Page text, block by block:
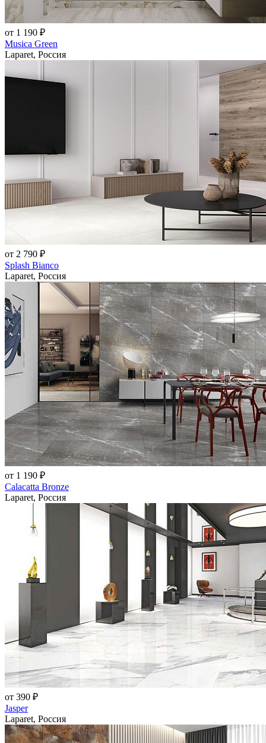
от 1 190 ₽
Musica Green
Laparet, Россия
от 2 790 ₽
Splash Bianco
Laparet, Россия
от 1 190 ₽
Calacatta Bronze
Laparet, Россия
от 390 ₽
Jasper
Laparet, Россия